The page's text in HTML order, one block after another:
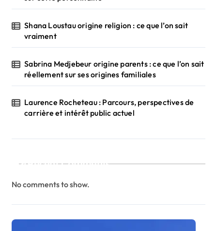
Shana Loustau origine religion : ce que l’on sait
vraiment
Sabrina Medjebeur origine parents : ce que l’on sait
réellement sur ses origines familiales
Laurence Rocheteau : Parcours, perspectives de
carrière et intérêt public actuel
Recent Comments
No comments to show.